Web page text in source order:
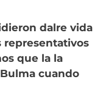
dalre vida
representativos
que la la
cuando